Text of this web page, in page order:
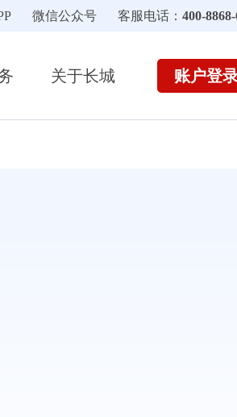
微信公众号 客服电话： 400-
关于长城 账户登